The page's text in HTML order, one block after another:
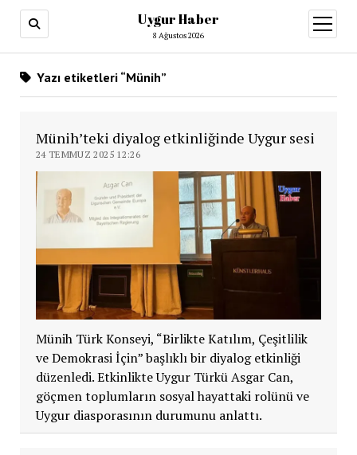
Uygur Haber
8 Ağustos 2026
aç
Yazı etiketleri “Münih”
Münih’teki diyalog etkinliğinde Uygur sesi
24 TEMMUZ 2025 12:26
Münih Türk Konseyi, “Birlikte Katılım, Çeşitlilik
ve Demokrasi İçin” başlıklı bir diyalog etkinliği
düzenledi. Etkinlikte Uygur Türkü Asgar Can,
göçmen toplumların sosyal hayattaki rolünü ve
Uygur diasporasının durumunu anlattı.